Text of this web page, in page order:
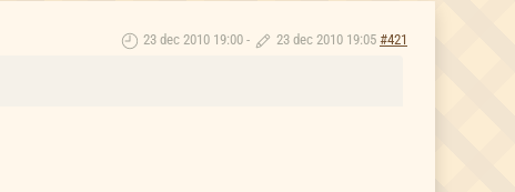
23 dec 2010 19:00 - 23 dec 2010 19:05 #421